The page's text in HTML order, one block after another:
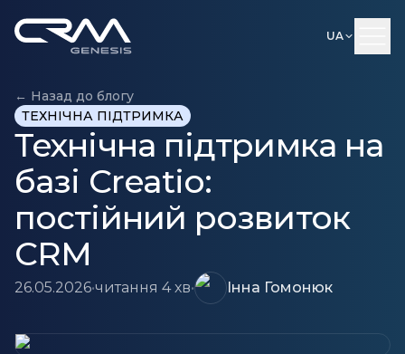
UA
← Назад до блогу
ТЕХНІЧНА ПІДТРИМКА
Технічна підтримка на
базі Creatio:
постійний розвиток
CRM
26.05.2026•читання 4 хв• Інна Гомонюк